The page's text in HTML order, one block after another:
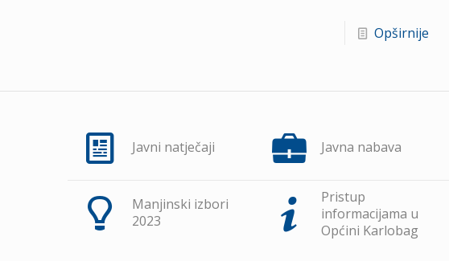
Opširnije
Javni natječaji Javna nabava
Manjinski izbori
2023
Pristup
informacijama u
Općini Karlobag